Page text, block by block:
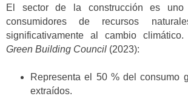
El sector de la construcción es
consumidores de recursos
significativamente al cambio
Green Building Council (2023):
Representa el 50 % del consumo
extraídos.